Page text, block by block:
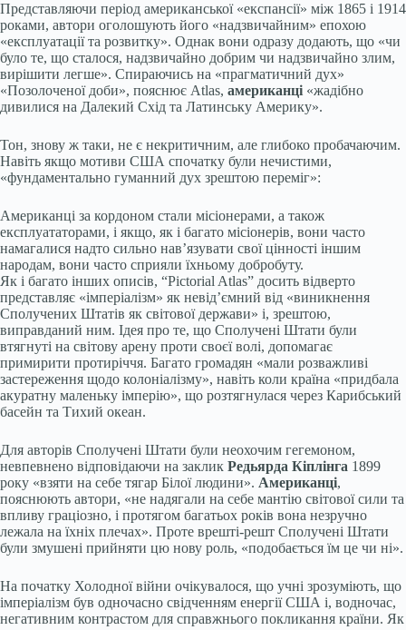
Представляючи період американської «експансії» між 1865 і 1914
роками, автори оголошують його «надзвичайним» епохою
«експлуатації та розвитку». Однак вони одразу додають, що «чи
було те, що сталося, надзвичайно добрим чи надзвичайно злим,
вирішити легше». Спираючись на «прагматичний дух»
«Позолоченої доби», пояснює Atlas, американці «жадібно
дивилися на Далекий Схід та Латинську Америку».
Тон, знову ж таки, не є некритичним, але глибоко пробачаючим.
Навіть якщо мотиви США спочатку були нечистими,
«фундаментально гуманний дух зрештою переміг»:
Американці за кордоном стали місіонерами, а також
експлуататорами, і якщо, як і багато місіонерів, вони часто
намагалися надто сильно нав’язувати свої цінності іншим
народам, вони часто сприяли їхньому добробуту.
Як і багато інших описів, “Pictorial Atlas” досить відверто
представляє «імперіалізм» як невід’ємний від «виникнення
Сполучених Штатів як світової держави» і, зрештою,
виправданий ним. Ідея про те, що Сполучені Штати були
втягнуті на світову арену проти своєї волі, допомагає
примирити протиріччя. Багато громадян «мали розважливі
застереження щодо колоніалізму», навіть коли країна «придбала
акуратну маленьку імперію», що розтягнулася через Карибський
басейн та Тихий океан.
Для авторів Сполучені Штати були неохочим гегемоном,
невпевнено відповідаючи на заклик Редьярда Кіплінга 1899
року «взяти на себе тягар Білої людини». Американці,
пояснюють автори, «не надягали на себе мантію світової сили та
впливу граціозно, і протягом багатьох років вона незручно
лежала на їхніх плечах». Проте врешті-решт Сполучені Штати
були змушені прийняти цю нову роль, «подобається їм це чи ні».
На початку Холодної війни очікувалося, що учні зрозуміють, що
імперіалізм був одночасно свідченням енергії США і, водночас,
негативним контрастом для справжнього покликання країни. Як